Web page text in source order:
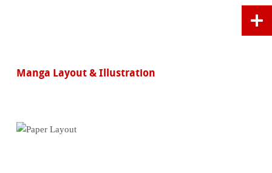
Manga Layout & Illustration